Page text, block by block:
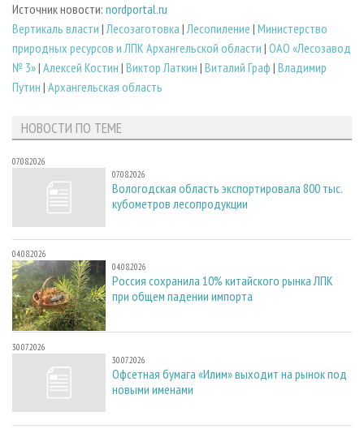
Источник новости: nordportal.ru
Вертикаль власти |Лесозаготовка |Лесопиление | Министерство
природных ресурсов и ЛПК Архангельской области | ОАО «Лесозавод
№ 3»| Алексей Костин | Виктор Латкин | Виталий Граф | Владимир
Путин | Архангельская область
НОВОСТИ ПО ТЕМЕ
07.08.2026
07.08.2026
Вологодская область экспортировала 800 тыс.
кубометров лесопродукции
04.08.2026
04.08.2026
Россия сохранила 10% китайского рынка ЛПК
при общем падении импорта
30.07.2026
30.07.2026
Офсетная бумага «Илим» выходит на рынок под
новыми именами